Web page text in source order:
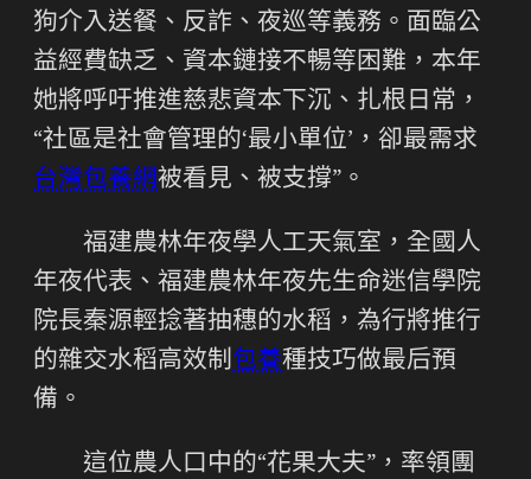
狗介入送餐、反詐、夜巡等義務。面臨公
益經費缺乏、資本鏈接不暢等困難，本年
她將呼吁推進慈悲資本下沉、扎根日常，
“社區是社會管理的‘最小單位’，卻最需求
台灣包養網被看見、被支撐”。
福建農林年夜學人工天氣室，全國人
年夜代表、福建農林年夜先生命迷信學院
院長秦源輕捻著抽穗的水稻，為行將推行
的雜交水稻高效制包養種技巧做最后預
備。
這位農人口中的“花果大夫”，率領團